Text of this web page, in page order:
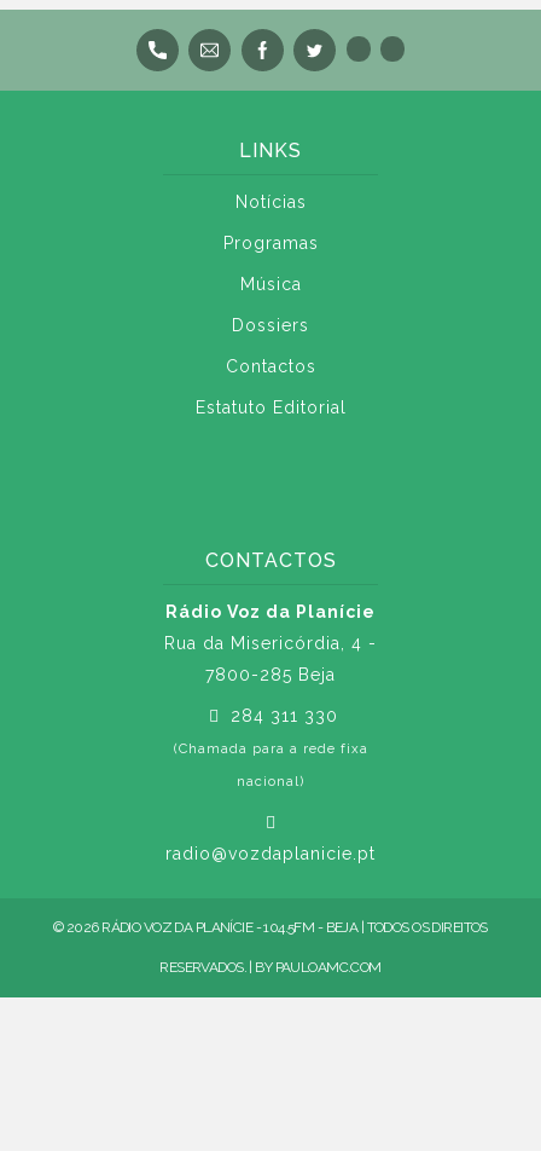
LINKS
Notícias
Programas
Música
Dossiers
Contactos
Estatuto Editorial
CONTACTOS
Rádio Voz da Planície
Rua da Misericórdia, 4 -
7800-285 Beja
284 311 330
(Chamada para a rede fixa
nacional)
radio@vozdaplanicie.pt
© 2026 RÁDIO VOZ DA PLANÍCIE - 104.5FM - BEJA | TODOS OS DIREITOS
RESERVADOS. | BY PAULOAMC.COM